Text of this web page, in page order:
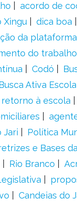
acordo de
Xingu
dica boa
da plataforma
do
Codó
Ativa
retorno à escola
Jari
Política
e Bases
Rio Branco
Candeias do